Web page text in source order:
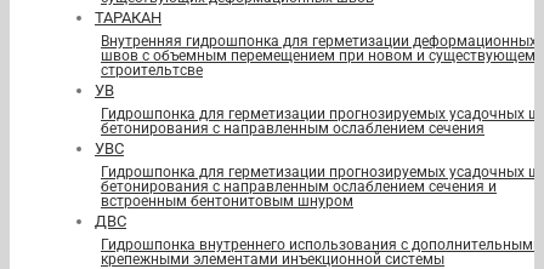
ТАРАКАН
Внутренняя гидрошпонка для герметизации деформационных
швов с объемным перемещением при новом и существующем
строительтсве
УВ
Гидрошпонка для герметизации прогнозируемых усадочных
бетонирования с направленным ослаблением сечения
УВС
Гидрошпонка для герметизации прогнозируемых усадочных
бетонирования с направленным ослаблением сечения и
встроенным бентонитовым шнуром
ДВС
Гидрошпонка внутреннего использования с дополнительными
крепежными элементами инъекционной системы